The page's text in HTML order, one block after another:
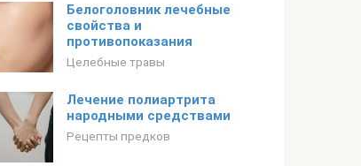
Белоголовник лечебные
свойства и
противопоказания
Целебные травы
Лечение полиартрита
народными средствами
Рецепты предков